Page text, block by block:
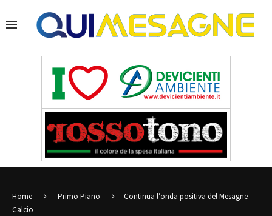
Home Primo Piano
Continua l’onda positiva del Mesagne
Calcio